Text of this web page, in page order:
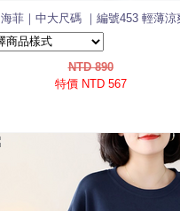
海菲｜中大尺碼 ｜編號453 輕薄涼
NTD 890
特價 NTD 567